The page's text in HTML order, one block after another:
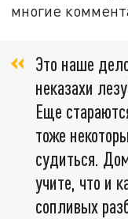
многие
Это наше
неказахи
Еще
тоже
судиться.
учите, что и
сопливых